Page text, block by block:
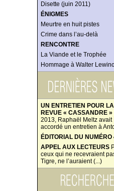
Disette (juin 2011)
ÉNIGMES
Meurtre en huit pistes
Crime dans l’au-delà
RENCONTRE
La Viande et le Trophée
Hommage à Walter
UN ENTRETIEN POUR LA
REVUE « CASSANDRE »
2013, Raphaël Meltz avait
accordé un entretien à
ÉDITORIAL DU NUMÉRO
APPEL AUX LECTEURS
ceux qui ne recevraient
Tigre, ne l’auraient (...)